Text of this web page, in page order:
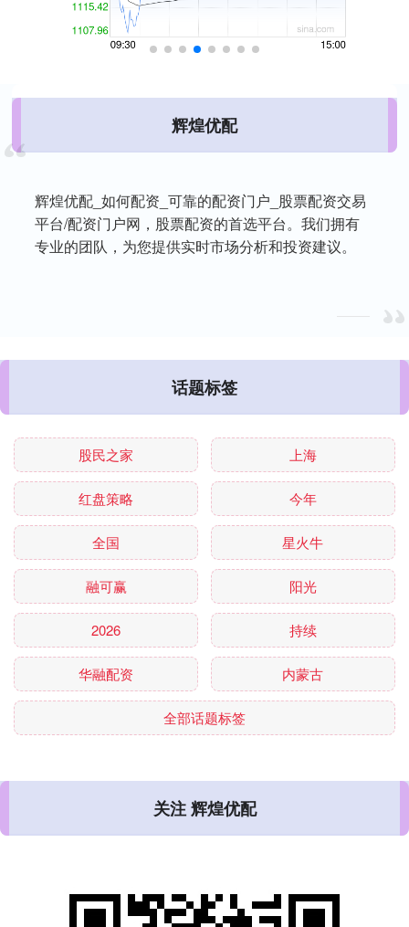
辉煌优配
辉煌优配_如何配资_可靠的配资门户_股票配资交易
平台/配资门户网，股票配资的首选平台。我们拥有
专业的团队，为您提供实时市场分析和投资建议。
话题标签
股民之家 上海
红盘策略 今年
全国 星火牛
融可赢 阳光
2026 持续
华融配资 内蒙古
全部话题标签
关注 辉煌优配